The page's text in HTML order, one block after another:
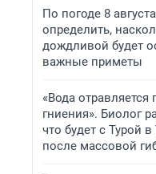
По погоде 8
определить,
дождливой будет
важные приметы
«Вода отравляется
гниения». Биолог
что будет с Турой
после массовой